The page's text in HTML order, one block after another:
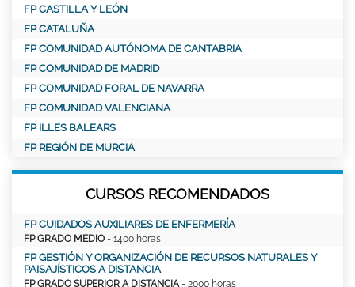
FP CASTILLA Y LEÓN
FP CATALUÑA
FP COMUNIDAD AUTÓNOMA DE CANTABRIA
FP COMUNIDAD DE MADRID
FP COMUNIDAD FORAL DE NAVARRA
FP COMUNIDAD VALENCIANA
FP ILLES BALEARS
FP REGIÓN DE MURCIA
CURSOS RECOMENDADOS
FP CUIDADOS AUXILIARES DE ENFERMERÍA
FP GRADO MEDIO - 1400 horas
FP GESTIÓN Y ORGANIZACIÓN DE RECURSOS NATURALES Y
PAISAJÍSTICOS A DISTANCIA
FP GRADO SUPERIOR A DISTANCIA - 2000 horas